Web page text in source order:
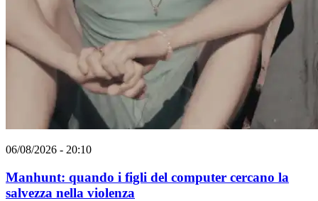
06/08/2026 - 20:10
Manhunt: quando i figli del computer cercano la
salvezza nella violenza